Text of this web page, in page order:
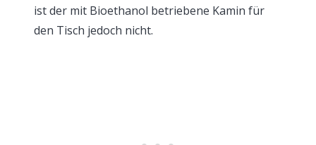
ist der mit Bioethanol betriebene Kamin für
den Tisch jedoch nicht.